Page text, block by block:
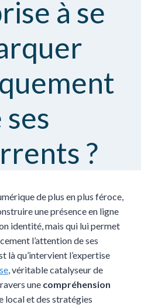
à se
ses
?
de plus en plus féroce,
une présence en ligne
identité, mais qui lui permet
l’attention de ses
là qu’intervient l’expertise
, véritable catalyseur de
une compréhension
local et des stratégies